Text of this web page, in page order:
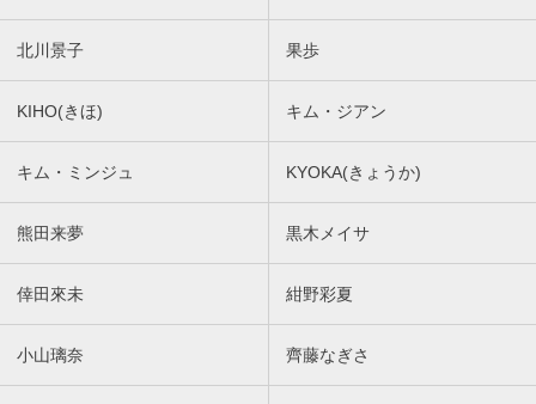
北川景子 果歩
KIHO(きほ) キム・ジアン
キム・ミンジュ KYOKA(きょうか)
熊田来夢 黒木メイサ
倖田來未 紺野彩夏
小山璃奈 齊藤なぎさ